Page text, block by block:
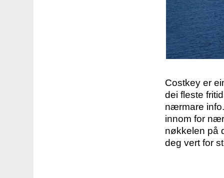
Costkey er
dei fleste
nærmare
innom for
nøkkelen på
deg vert for